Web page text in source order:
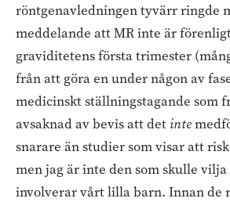
röntgenavledningen tyvärr ringde
meddelande att MR inte är
graviditetens första trimester
från att göra en under någon av
medicinskt ställningstagande som
avsaknad av bevis att det inte
snarare än studier som visar att
men jag är inte den som skulle
involverar vårt lilla barn. Innan de